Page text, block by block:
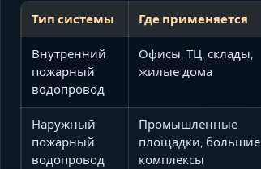
Тип системы Где применяется
Внутренний
пожарный
водопровод
Офисы, ТЦ, склады,
жилые дома
Наружный
пожарный
водопровод
Промышленные
площадки, большие
комплексы